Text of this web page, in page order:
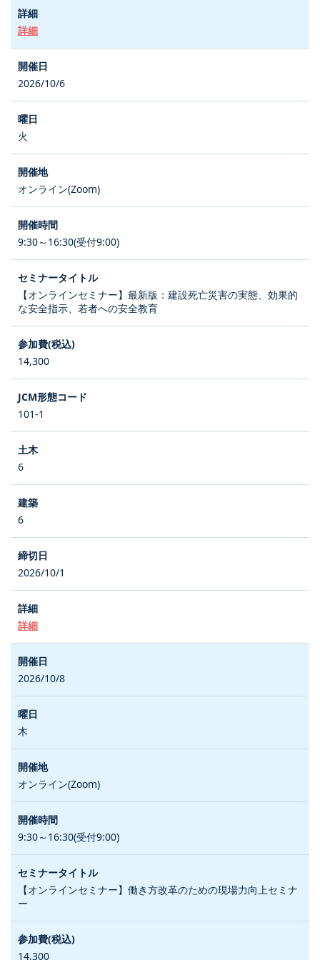
詳細
2026/10/6
火
オンライン(Zoom)
9:30～16:30(受付9:00)
【オンラインセミナー】最新版：建設死亡災害の実態、効果的
な安全指示、若者への安全教育
14,300
101-1
6
6
2026/10/1
詳細
2026/10/8
木
オンライン(Zoom)
9:30～16:30(受付9:00)
【オンラインセミナー】働き方改革のための現場力向上セミナ
ー
14,300